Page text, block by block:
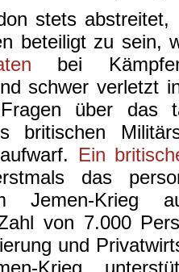
stets
beteiligt zu sein,
bei
schwer verletzt
über das
britischen
Ein
das
Jemen-Krieg
von 7.000
und
Krieg